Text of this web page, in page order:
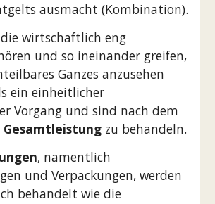
ausmacht (Kombination).
wirtschaftlich eng
und so ineinander greifen,
Ganzes anzusehen
ein einheitlicher
Vorgang und sind nach dem
Gesamtleistung zu behandeln.
, namentlich
und Verpackungen, werden
behandelt wie die